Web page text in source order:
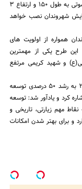
خیابان شهید رجایی برشمرد و افزود: این دیواره صوتی به طول 150 و ارتفاع 3
شهروندان نصب خواهد
همواره از اولویت های
این طرح یکی از مهمترین
و شهید کریمی مرتفع
معاون حمل و نقل و ترافیک شهرداری منطقه 20 به رشد 50 درصدی توسعه
کرد و یادآور شد: توسعه
مهم زیارتی، تاریخی و
دارد و برای بهتر شدن امکانات